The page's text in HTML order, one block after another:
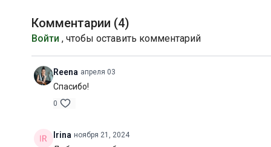
Комментарии (4)
Войти , чтобы оставить комментарий
Reena апреля 03
Спасибо!
0
Irina ноября 21, 2024